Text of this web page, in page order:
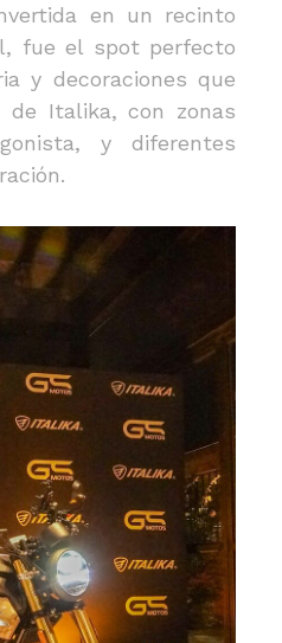
en un recinto
fue el spot perfecto
y decoraciones que
Italika, con zonas
y diferentes